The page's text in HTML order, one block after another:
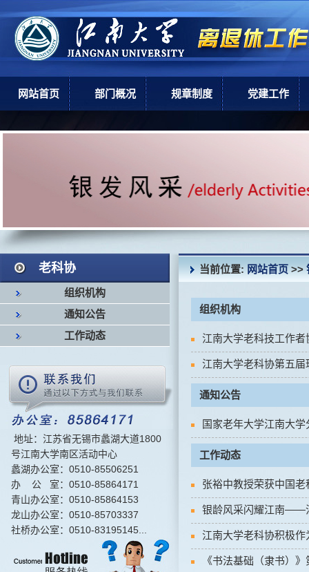
网站首页 部门概况
岗位职责
规章制度 党建工作
老科协
组织机构
通知公告
工作动态
地址：江苏省无锡市蠡湖大道1800
号江南大学南区活动中心
蠡湖办公室：0510-85506251
办 公 室：0510-85864171
青山办公室：0510-85864153
龙山办公室：0510-85703337
社桥办公室：0510-83195145...
当前位置:网站首页>>
组织机构
江南大学老科技工作
江南大学老科协第五
通知公告
国家老年大学江南大
工作动态
张裕中教授荣获中国
银龄风采闪耀江南——
江南大学老科协积极
《书法基础（隶书）